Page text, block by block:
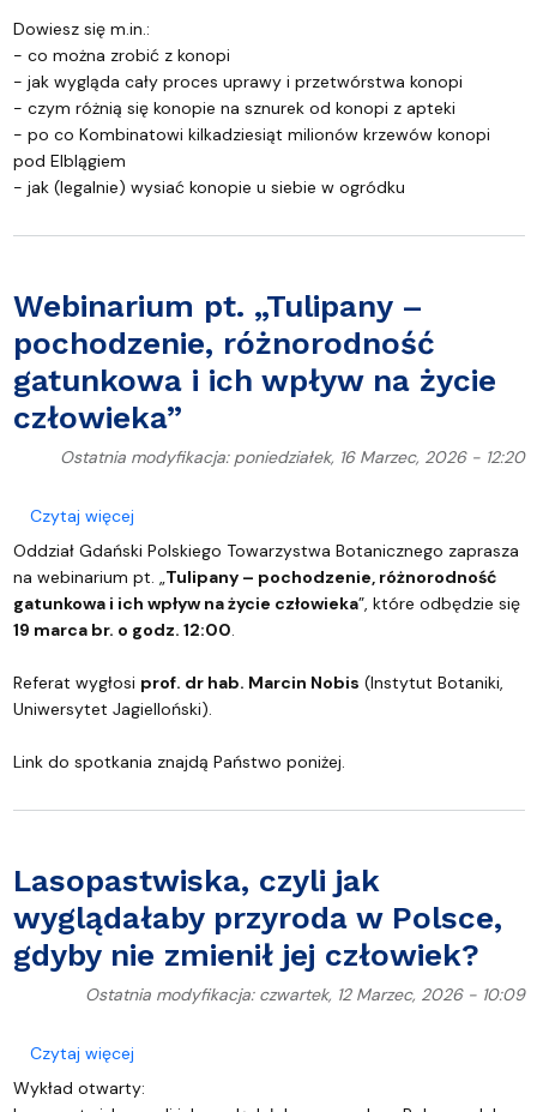
Dowiesz się m.in.:
- co można zrobić z konopi
- jak wygląda cały proces uprawy i przetwórstwa konopi
- czym różnią się konopie na sznurek od konopi z apteki
- po co Kombinatowi kilkadziesiąt milionów krzewów konopi
pod Elblągiem
- jak (legalnie) wysiać konopie u siebie w ogródku
Webinarium pt. „Tulipany –
pochodzenie, różnorodność
gatunkowa i ich wpływ na życie
człowieka”
Ostatnia modyfikacja: poniedziałek, 16 Marzec, 2026 - 12:20
Czytaj więcejo Webinarium pt. „Tulipany – pochodzenie,
Oddział Gdański Polskiego Towarzystwa Botanicznego zaprasza
na webinarium pt. „Tulipany – pochodzenie, różnorodność
gatunkowa i ich wpływ na życie człowieka”, które odbędzie się
19 marca br. o godz. 12:00.
Referat wygłosi prof. dr hab. Marcin Nobis (Instytut Botaniki,
Uniwersytet Jagielloński).
Link do spotkania znajdą Państwo poniżej.
Lasopastwiska, czyli jak
wyglądałaby przyroda w Polsce,
gdyby nie zmienił jej człowiek?
Ostatnia modyfikacja: czwartek, 12 Marzec, 2026 - 10:09
Czytaj więcejo Lasopastwiska, czyli jak wyglądałaby przyroda w
Wykład otwarty: